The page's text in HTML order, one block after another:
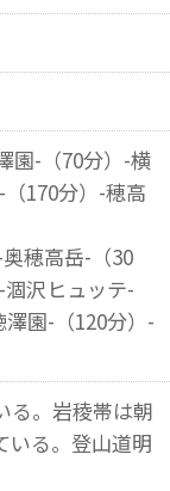
園-（70分）-横
170分）-穂高
穂高岳-（30
沢ヒュッテ-
澤園-（120分）-
る。岩稜帯は朝
いる。登山道明